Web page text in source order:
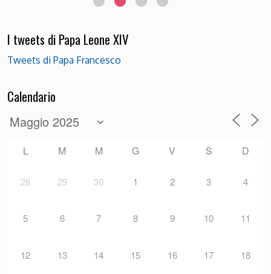
I tweets di Papa Leone XIV
Tweets di Papa Francesco
Calendario
L M M G V S D
28 29 30 1 2 3 4
5 6 7 8 9 10 11
12 13 14 15 16 17 18